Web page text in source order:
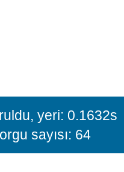
yeri: 0.1632s
sayısı: 64